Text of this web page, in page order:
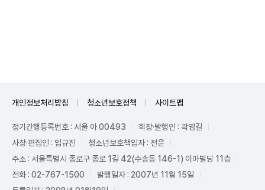
개인정보처리방침 청소년보호정책 사이트맵
정기간행등록번호 : 서울 아 00493
회장·발행인 : 곽영길
사장·편집인 : 임규진
청소년보호책임자 : 전운
주소 : 서울특별시 종로구 종로 1길 42(수송동 146-1) 이마빌딩 11층
전화 : 02-767-1500
발행일자 : 2007년 11월 15일